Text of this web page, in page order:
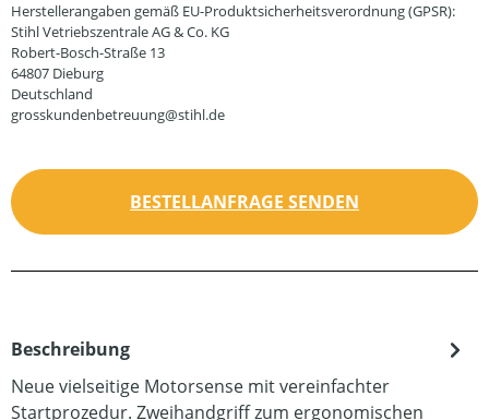
Herstellerangaben gemäß EU-Produktsicherheitsverordnung (GPSR):
Stihl Vetriebszentrale AG & Co. KG
Robert-Bosch-Straße 13
64807 Dieburg
Deutschland
grosskundenbetreuung@stihl.de
BESTELLANFRAGE SENDEN
Beschreibung
Neue vielseitige Motorsense mit vereinfachter
Startprozedur. Zweihandgriff zum ergonomischen